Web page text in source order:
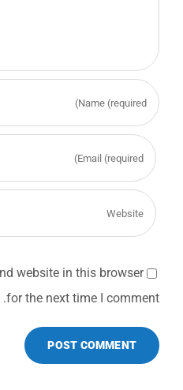
website in this browser
for the next time I comment.